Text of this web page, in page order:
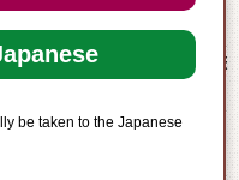
be taken to the Japanese
こどもの日 6
12日